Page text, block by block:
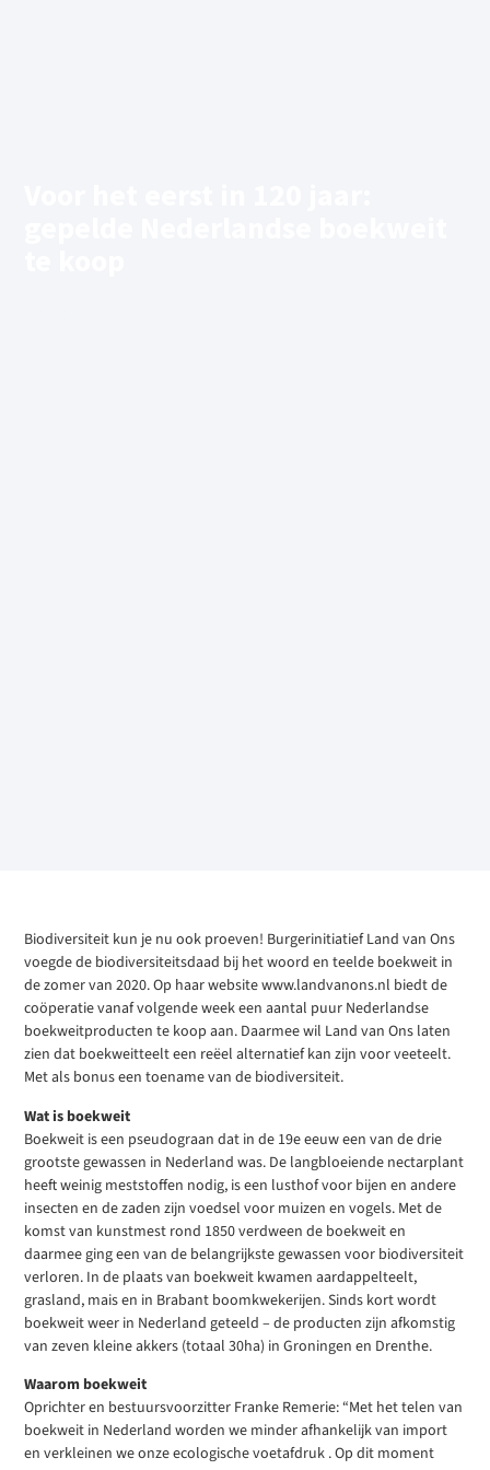
Biodiversiteit kun je nu ook proeven! Burgerinitiatief Land van Ons
voegde de biodiversiteitsdaad bij het woord en teelde boekweit in
de zomer van 2020. Op haar website www.landvanons.nl biedt de
coöperatie vanaf volgende week een aantal puur Nederlandse
boekweitproducten te koop aan. Daarmee wil Land van Ons laten
zien dat boekweitteelt een reëel alternatief kan zijn voor veeteelt.
Met als bonus een toename van de biodiversiteit.
Wat is boekweit
Boekweit is een pseudograan dat in de 19e eeuw een van de drie
grootste gewassen in Nederland was. De langbloeiende nectarplant
heeft weinig meststoffen nodig, is een lusthof voor bijen en andere
insecten en de zaden zijn voedsel voor muizen en vogels. Met de
komst van kunstmest rond 1850 verdween de boekweit en
daarmee ging een van de belangrijkste gewassen voor biodiversiteit
verloren. In de plaats van boekweit kwamen aardappelteelt,
grasland, mais en in Brabant boomkwekerijen. Sinds kort wordt
boekweit weer in Nederland geteeld – de producten zijn afkomstig
van zeven kleine akkers (totaal 30ha) in Groningen en Drenthe.
Waarom boekweit
Oprichter en bestuursvoorzitter Franke Remerie: “Met het telen van
boekweit in Nederland worden we minder afhankelijk van import
en verkleinen we onze ecologische voetafdruk . Op dit moment